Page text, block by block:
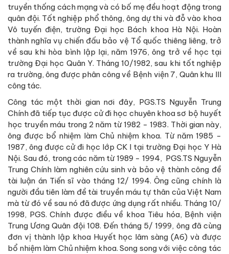
truyền thống cách mạng và có bố mẹ đều hoạt động trong
quân đội. Tốt nghiệp phổ thông, ông dự thi và đỗ vào khoa
Vô tuyến điện, trường Đại học Bách khoa Hà Nội. Hoàn
thành nghĩa vụ chiến đấu bảo vệ Tổ quốc thiêng liêng, trở
về sau khi hòa bình lập lại, năm 1976, ông trở về học tại
trường Đại học Quân Y. Tháng 10/1982, sau khi tốt nghiệp
ra trường, ông được phân công về Bệnh viện 7, Quân khu III
công tác.
Công tác một thời gian nơi đây, PGS.TS Nguyễn Trung
Chính đã tiếp tục được cử đi học chuyên khoa sơ bộ huyết
học truyền máu trong 2 năm từ 1982 - 1983. Thời gian này,
ông được bổ nhiệm làm Chủ nhiệm khoa. Từ năm 1985 -
1987, ông được cử đi học lớp CK I tại trường Đại học Y Hà
Nội. Sau đó, trong các năm từ 1989 - 1994, PGS.TS Nguyễn
Trung Chính làm nghiên cứu sinh và bảo vệ thành công đề
tài luận án Tiến sĩ vào tháng 12/ 1994. Ông cũng chính là
người đầu tiên làm đề tài truyền máu tự thân của Việt Nam
mà từ đó về sau nó đã được ứng dụng rất nhiều. Tháng 10/
1998, PGS. Chính được điều về khoa Tiêu hóa, Bệnh viện
Trung Ương Quân đội 108. Đến tháng 5/ 1999, ông đã cùng
đơn vị thành lập khoa Huyết học lâm sàng (A6) và được
bổ nhiệm làm Chủ nhiệm khoa. Song song với việc công tác